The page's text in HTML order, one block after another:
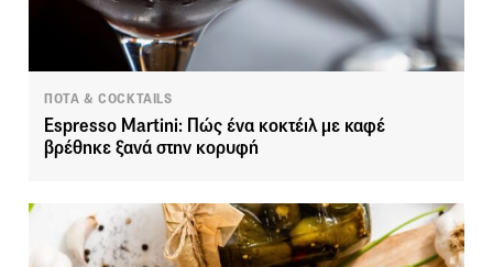
ΠΟΤΑ & COCKTAILS
Espresso Martini: Πώς ένα κοκτέιλ με καφέ
βρέθηκε ξανά στην κορυφή